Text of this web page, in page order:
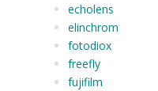
echolens
elinchrom
fotodiox
freefly
fujifilm